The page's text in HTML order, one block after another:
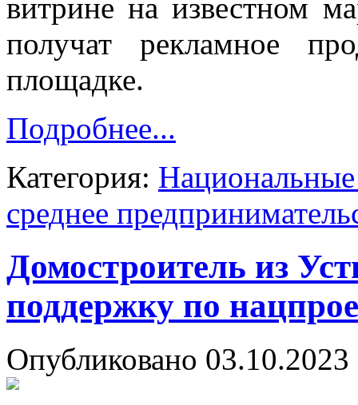
витрине на известном
получат рекламное
площадке.
Подробнее...
Категория:
среднее
Домостроитель из
поддержку по
Опубликовано 03.10.2023